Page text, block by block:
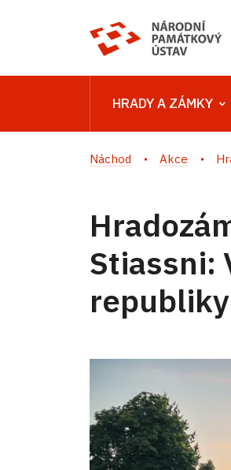
HRADY A ZÁMKY
Náchod Akce
Stiassni: